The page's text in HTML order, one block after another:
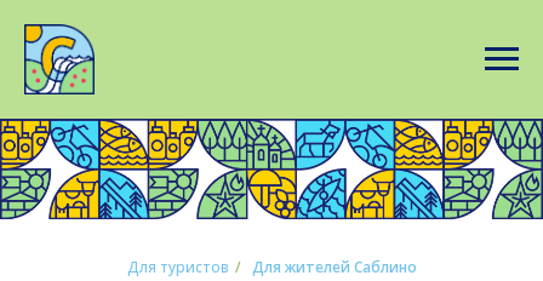
Для туристов / Для жителей Саблино